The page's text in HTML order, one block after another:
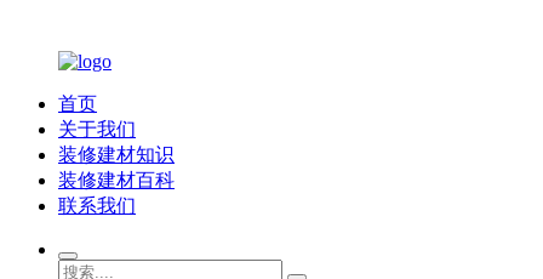
首页
关于我们
装修建材知识
装修建材百科
联系我们